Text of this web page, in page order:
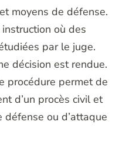
moyens de défense.
où des
par le juge.
décision est rendue.
procédure permet de
d’un procès civil et
ou d’attaque